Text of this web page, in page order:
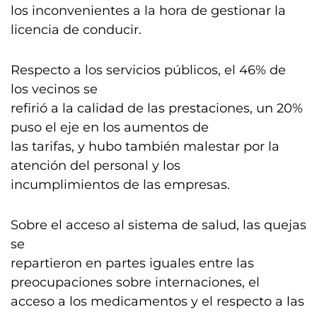
los inconvenientes a la hora de gestionar la
licencia de conducir.
Respecto a los servicios públicos, el 46% de
los vecinos se
refirió a la calidad de las prestaciones, un 20%
puso el eje en los aumentos de
las tarifas, y hubo también malestar por la
atención del personal y los
incumplimientos de las empresas.
Sobre el acceso al sistema de salud, las quejas
se
repartieron en partes iguales entre las
preocupaciones sobre internaciones, el
acceso a los medicamentos y el respecto a las